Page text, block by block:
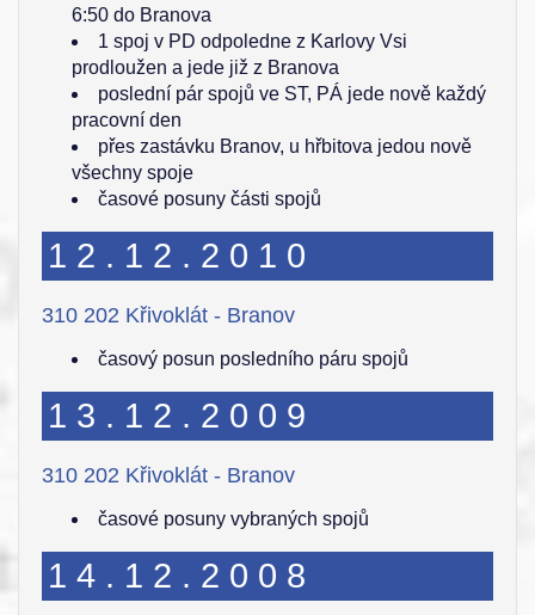
6:50 do Branova
1 spoj v PD odpoledne z Karlovy Vsi
prodloužen a jede již z Branova
poslední pár spojů ve ST, PÁ jede nově každý
pracovní den
přes zastávku Branov, u hřbitova jedou nově
všechny spoje
časové posuny části spojů
12.12.2010
310 202 Křivoklát - Branov
časový posun posledního páru spojů
13.12.2009
310 202 Křivoklát - Branov
časové posuny vybraných spojů
14.12.2008